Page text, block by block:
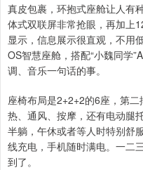
真皮包裹，环抱式座舱让人有
体式双联屏非常抢眼，再加上
显示，信息展示很直观，不用
OS智慧座舱，搭配“小魏同学
调、音乐一句话的事。
座椅布局是2+2+2的6座，第
热、通风、按摩，还有电动腿
半躺，午休或者等人时特别舒
线充电，手机随时满电。一二
到了。